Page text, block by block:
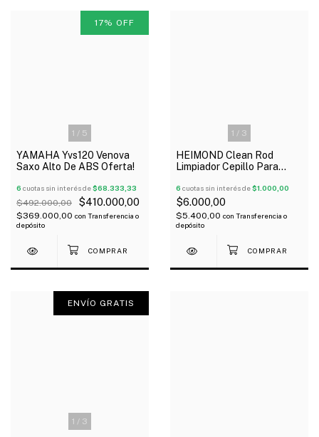
1 / 5
17% OFF
YAMAHA Yvs120 Venova
Saxo Alto De ABS Oferta!
6 cuotas sin interés de$68.333,33
$492.000,00 $410.000,00
$369.000,00 con Transferencia o
depósito
1 / 3
HEIMOND Clean Rod
Limpiador Cepillo Para
6 cuotas sin interés de$1.000,00
$6.000,00
$5.400,00 con Transferencia o
depósito
1 / 3
ENVÍO GRATIS